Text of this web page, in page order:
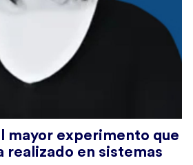
mayor experimento que
realizado en sistemas